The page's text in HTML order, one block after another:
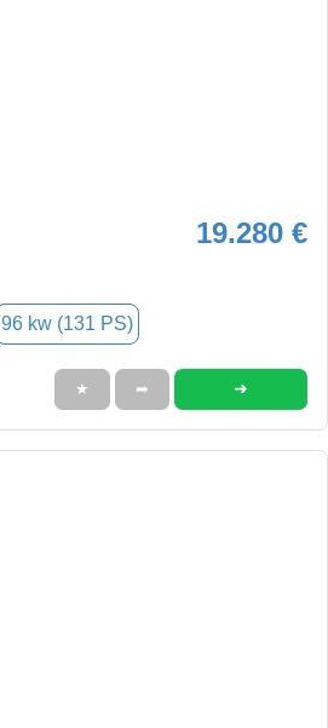
19.280 €
96 kw (131 PS)
★ ➦ ➜